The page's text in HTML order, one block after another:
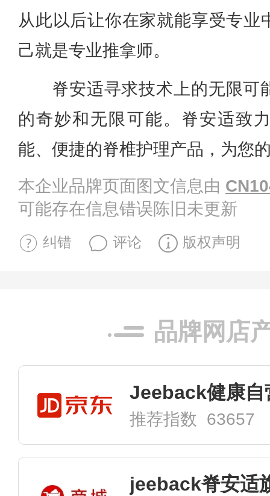
从此以后让你在家就能享受专业
己就是专业推拿师。
脊安适寻求技术上的无限可
的奇妙和无限可能。 脊安适致
能、便捷的脊椎护理产品，为您
本企业品牌页面图文信息由
可能存在信息错误陈旧未更新
纠错 评论 版权声明
品牌网店
Jeeback健康自
推荐指数 63657
jeeback脊安适